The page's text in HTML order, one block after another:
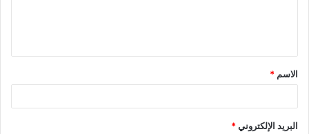
ق
*
الاسم *
البريد الإلكتروني*